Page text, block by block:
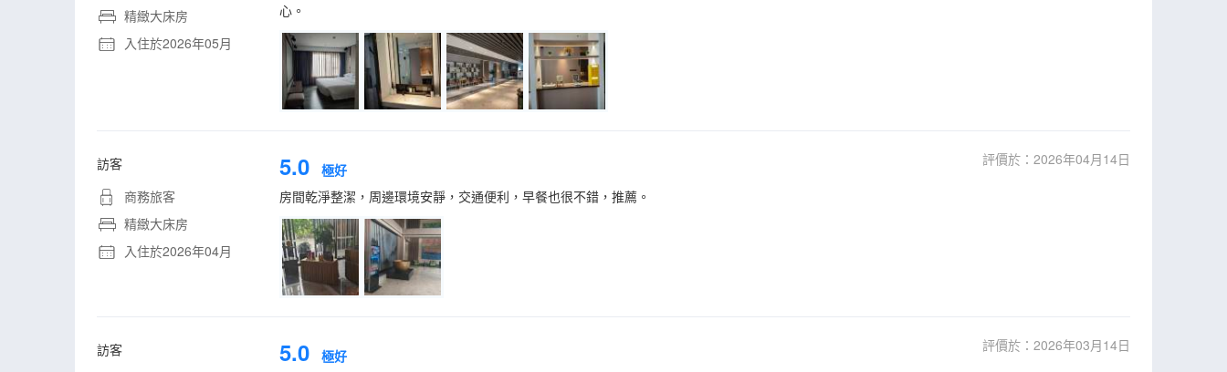
精緻大床房
入住於2026年05月
心。
訪客
商務旅客
精緻大床房
入住於2026年04月
5.0 極好
評價於：2026年04月14日
房間乾淨整潔，周邊環境安靜，交通便利，早餐也很不錯，推薦。
訪客
5.0 極好
評價於：2026年03月14日